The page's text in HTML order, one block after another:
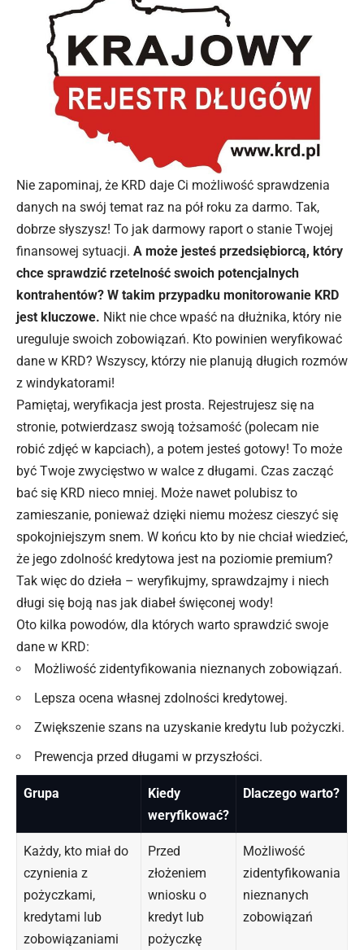
Nie zapominaj, że KRD daje Ci możliwość sprawdzenia
danych na swój temat raz na pół roku za darmo. Tak,
dobrze słyszysz! To jak darmowy raport o stanie Twojej
finansowej sytuacji. A może jesteś przedsiębiorcą, który
chce sprawdzić rzetelność swoich potencjalnych
kontrahentów? W takim przypadku monitorowanie KRD
jest kluczowe. Nikt nie chce wpaść na dłużnika, który nie
ureguluje swoich zobowiązań. Kto powinien weryfikować
dane w KRD? Wszyscy, którzy nie planują długich rozmów
z windykatorami!
Pamiętaj, weryfikacja jest prosta. Rejestrujesz się na
stronie, potwierdzasz swoją tożsamość (polecam nie
robić zdjęć w kapciach), a potem jesteś gotowy! To może
być Twoje zwycięstwo w walce z długami. Czas zacząć
bać się KRD nieco mniej. Może nawet polubisz to
zamieszanie, ponieważ dzięki niemu możesz cieszyć się
spokojniejszym snem. W końcu kto by nie chciał wiedzieć,
że jego zdolność kredytowa jest na poziomie premium?
Tak więc do dzieła – weryfikujmy, sprawdzajmy i niech
długi się boją nas jak diabeł święconej wody!
Oto kilka powodów, dla których warto sprawdzić swoje
dane w KRD:
Możliwość zidentyfikowania nieznanych zobowiązań.
Lepsza ocena własnej zdolności kredytowej.
Zwiększenie szans na uzyskanie kredytu lub pożyczki.
Prewencja przed długami w przyszłości.
Grupa
Kiedy
weryfikować?
Dlaczego warto?
Każdy, kto miał do
czynienia z
pożyczkami,
kredytami lub
zobowiązaniami
Przed
złożeniem
wniosku o
kredyt lub
pożyczkę
Możliwość
zidentyfikowania
nieznanych
zobowiązań